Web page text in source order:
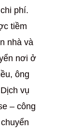
phí.
tiềm
nhà và
nơi ở
ông
vụ
– công